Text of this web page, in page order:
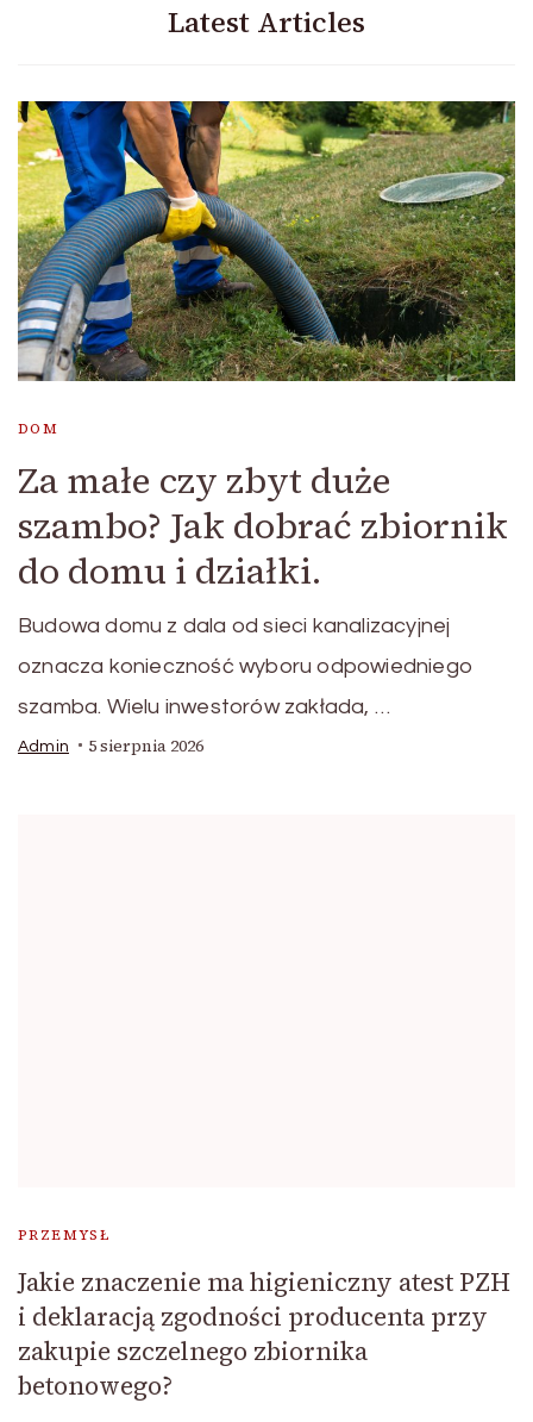
Latest Articles
DOM
Za małe czy zbyt duże
szambo? Jak dobrać zbiornik
do domu i działki.
Budowa domu z dala od sieci kanalizacyjnej
oznacza konieczność wyboru odpowiedniego
szamba. Wielu inwestorów zakłada, …
Admin 5 sierpnia 2026
PRZEMYSŁ
Jakie znaczenie ma higieniczny atest PZH
i deklaracją zgodności producenta przy
zakupie szczelnego zbiornika
betonowego?